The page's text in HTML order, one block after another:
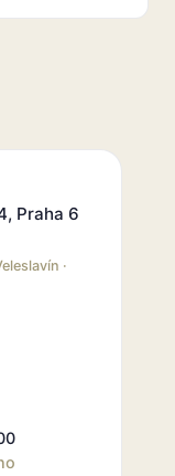
Praha 6
·